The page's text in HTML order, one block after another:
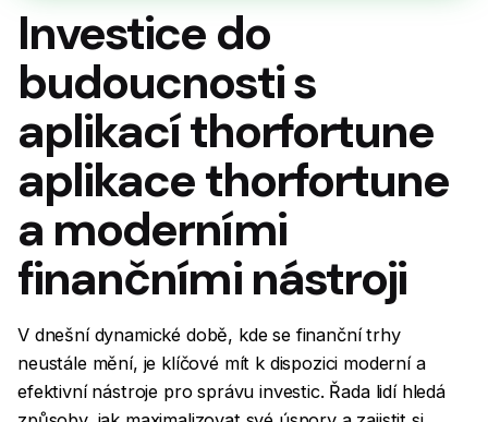
Investice do
budoucnosti s
aplikací thorfortune
aplikace thorfortune
a moderními
finančními nástroji
V dnešní dynamické době, kde se finanční trhy
neustále mění, je klíčové mít k dispozici moderní a
efektivní nástroje pro správu investic. Řada lidí hledá